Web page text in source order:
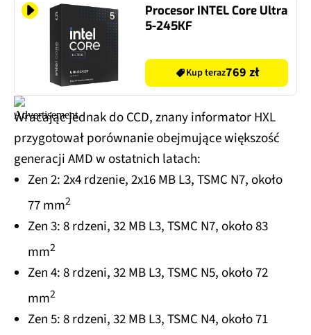
Procesor INTEL Core Ultra
5-245KF
Kup teraz769 zł
Wracając jednak do CCD, znany informator HXL
przygotował porównanie obejmujące większość
generacji AMD w ostatnich latach:
Zen 2: 2x4 rdzenie, 2x16 MB L3, TSMC N7, około
77 mm2
Zen 3: 8 rdzeni, 32 MB L3, TSMC N7, około 83
mm2
Zen 4: 8 rdzeni, 32 MB L3, TSMC N5, około 72
mm2
Zen 5: 8 rdzeni, 32 MB L3, TSMC N4, około 71